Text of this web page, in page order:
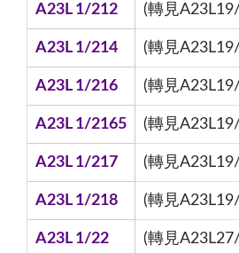
A23L 1/212 (轉見
A23L 1/214 (轉見
A23L 1/216 (轉見
A23L 1/2165 (轉見
A23L 1/217 (轉見
A23L 1/218 (轉見
A23L 1/22 (轉見